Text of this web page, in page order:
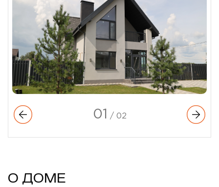
01 / 02
О ДОМЕ